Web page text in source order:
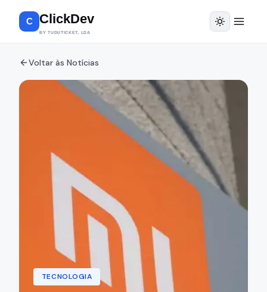
C ClickDev
BY TUDUTICKET, LDA
Voltar às Notícias
TECNOLOGIA